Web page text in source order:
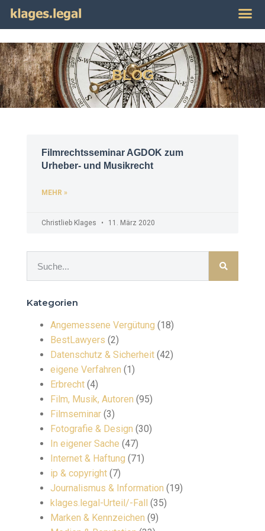
BLOG
Filmrechtsseminar AGDOK zum
Urheber- und Musikrecht
MEHR »
Christlieb Klages 11. März 2020
Kategorien
Angemessene Vergütung (18)
BestLawyers (2)
Datenschutz & Sicherheit (42)
eigene Verfahren (1)
Erbrecht (4)
Film, Musik, Autoren (95)
Filmseminar (3)
Fotografie & Design (30)
In eigener Sache (47)
Internet & Haftung (71)
ip & copyright (7)
Journalismus & Information (19)
klages.legal-Urteil/-Fall (35)
Marken & Kennzeichen (9)